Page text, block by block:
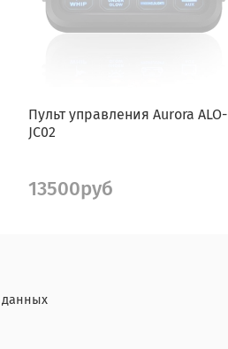
Пульт управления Aurora ALO-
JC02
13500руб
данных